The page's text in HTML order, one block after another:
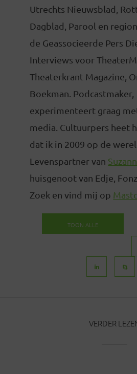
Utrechts Nieuwsblad,
Dagblad, Parool en
de Geassocieerde Pers
Interviews voor
Theaterkrant Magazine,
Boekman. Podcastmaker,
experimenteert graag
media. Cultuurpers heet
dat ik in 2009 op de
Levenspartner van
huisgenoot van Edje,
Zoek en vind mij op
TOON ALLE
VERDER